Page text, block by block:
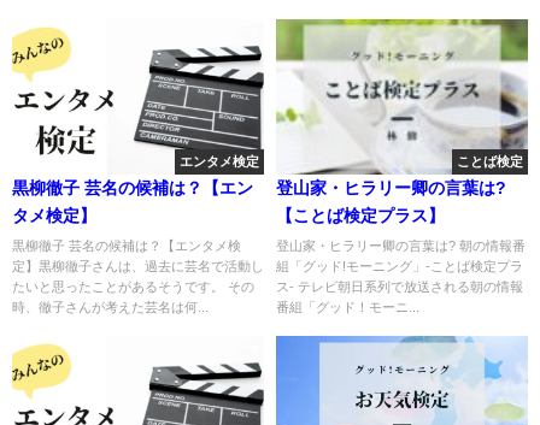
エンタメ検定
黒柳徹子 芸名の候補は？【エン
タメ検定】
黒柳徹子 芸名の候補は？【エンタメ検
定】黒柳徹子さんは、過去に芸名で活動し
たいと思ったことがあるそうです。 その
時、徹子さんが考えた芸名は何...
ことば検定
登山家・ヒラリー卿の言葉は?
【ことば検定プラス】
登山家・ヒラリー卿の言葉は? 朝の情報番
組「グッド!モーニング」-ことば検定プラ
ス- テレビ朝日系列で放送される朝の情報
番組「グッド！モーニ...